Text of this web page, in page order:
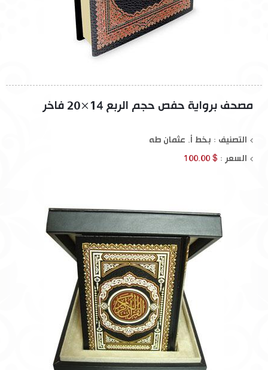
مصحف برواية حفص حجم الربع 14×20 فاخر
التصنيف : بخط أ. عثمان طه
السعر : $ 100.00